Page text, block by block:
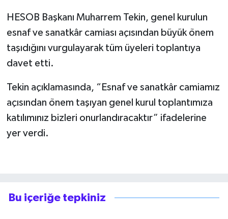
HESOB Başkanı Muharrem Tekin, genel kurulun
esnaf ve sanatkâr camiası açısından büyük önem
taşıdığını vurgulayarak tüm üyeleri toplantıya
davet etti.
Tekin açıklamasında, “Esnaf ve sanatkâr camiamız
açısından önem taşıyan genel kurul toplantımıza
katılımınız bizleri onurlandıracaktır” ifadelerine
yer verdi.
Bu içeriğe tepkiniz
YAŞAM